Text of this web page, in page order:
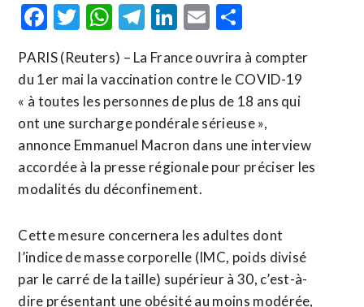
Facebook
Twitter
WhatsApp
Telegram
LinkedIn
Email
PARIS (Reuters) – La France ouvrira à compter
du 1er mai la vaccination contre le COVID-19
« à toutes les personnes de plus de 18 ans qui
ont une surcharge pondérale sérieuse »,
annonce Emmanuel Macron dans une interview
accordée à la presse régionale pour préciser les
modalités du déconfinement.
Cette mesure concernera les adultes dont
l’indice de masse corporelle (IMC, poids divisé
par le carré de la taille) supérieur à 30, c’est-à-
dire présentant une obésité au moins modérée,